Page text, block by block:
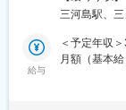
プライベー
【募集背景】
・物流コス
・在庫管理（
◆働く環境
ートワーク
三河島駅、
給与
＜予定年収
月額（基本